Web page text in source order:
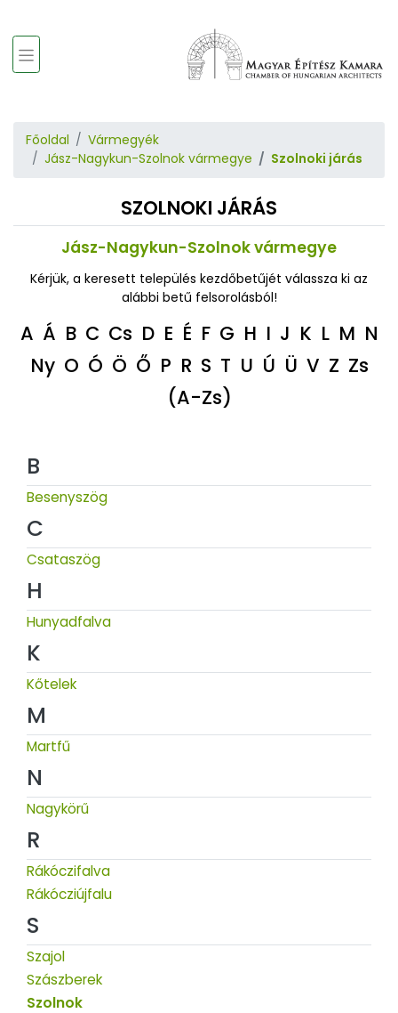
Főoldal
Vármegyék
Jász-Nagykun-Szolnok vármegye
Szolnoki járás
SZOLNOKI JÁRÁS
Jász-Nagykun-Szolnok vármegye
Kérjük, a keresett település kezdőbetűjét válassza ki az
alábbi betű felsorolásból!
A Á B C Cs D E É F G H I J K L M N
Ny O Ó Ö Ő P R S T U Ú Ü V Z Zs
(A-Zs)
B
Besenyszög
C
Csataszög
H
Hunyadfalva
K
Kőtelek
M
Martfű
N
Nagykörű
R
Rákóczifalva
Rákócziújfalu
S
Szajol
Szászberek
Szolnok